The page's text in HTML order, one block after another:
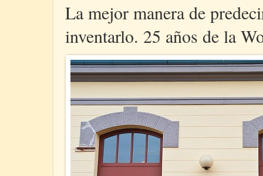
La mejor manera de
inventarlo. 25 años de la